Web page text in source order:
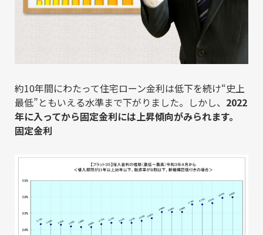
約10年間にわたって住宅ローン金利は低下を続け“史上
最低”ともいえる水準まで下がりました。しかし、 2022
年に入ってから固定金利には上昇傾向がみられます。
固定金利